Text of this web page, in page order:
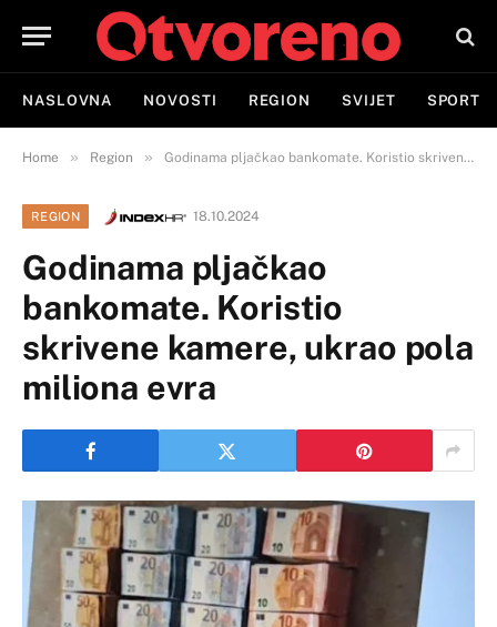
NASLOVNA NOVOSTI REGION SVIJET SPORT
Home » Region » Godinama pljačkao bankomate. Koristio skrivene kamere, ukrao pola miliona evra
REGION 18.10.2024
Godinama pljačkao
bankomate. Koristio
skrivene kamere, ukrao pola
miliona evra